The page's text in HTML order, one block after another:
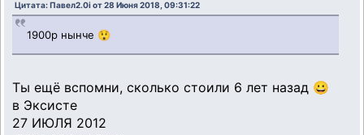
Цитата: Павел2.0i от 28 Июня 2018, 09:31:22
1900р нынче 😲
Ты ещё вспомни, сколько стоили 6 лет назад 😀
в Эксисте
27 ИЮЛЯ 2012